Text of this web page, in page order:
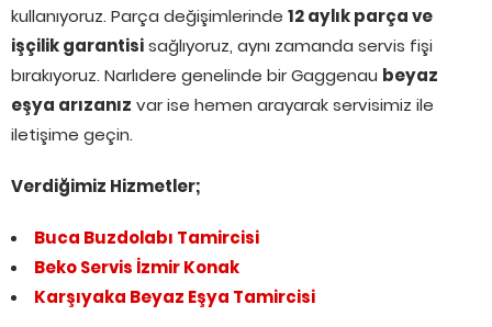
kullanıyoruz. Parça değişimlerinde 12 aylık parça ve
işçilik garantisisağlıyoruz, aynı zamanda servis fişi
bırakıyoruz. Narlıdere genelinde bir Gaggenau beyaz
eşya arızanız var ise hemen arayarak servisimiz ile
iletişime geçin.
Verdiğimiz Hizmetler;
Buca Buzdolabı Tamircisi
Beko Servis İzmir Konak
Karşıyaka Beyaz Eşya Tamircisi